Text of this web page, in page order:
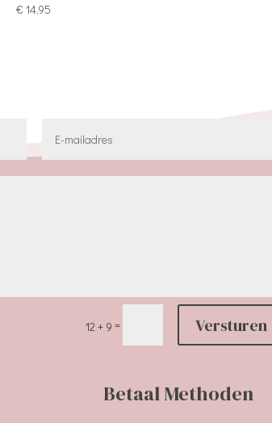
€ 14,95
12 + 9 = Versturen
Betaal Methoden